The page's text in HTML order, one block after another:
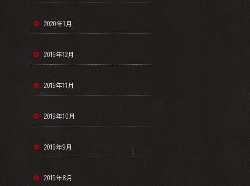
2020年1月
2019年12月
2019年11月
2019年10月
2019年9月
2019年8月